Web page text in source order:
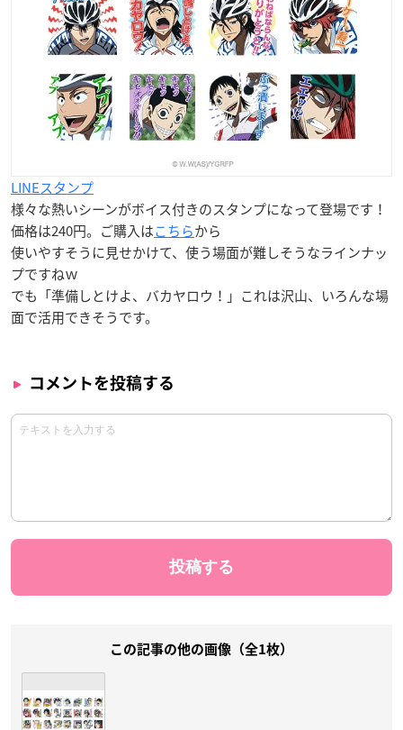
LINEスタンプ
様々な熱いシーンがボイス付きのスタンプになって登場です！
価格は240円。ご購入はこちらから
使いやすそうに見せかけて、使う場面が難しそうなラインナッ
プですねｗ
でも「準備しとけよ、バカヤロウ！」これは沢山、いろんな場
面で活用できそうです。
コメントを投稿する
この記事の他の画像（全1枚）